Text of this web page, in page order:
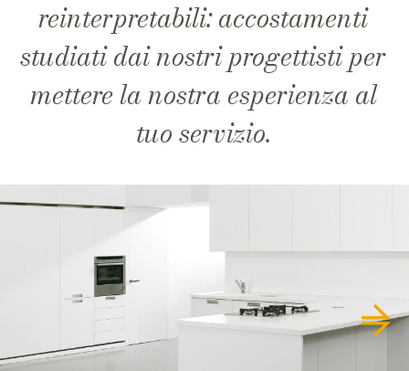
reinterpretabili: accostamenti
studiati dai nostri progettisti per
mettere la nostra esperienza al
tuo servizio.